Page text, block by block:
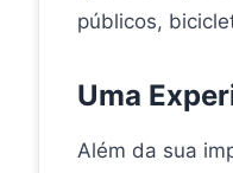
públicos,
Uma
Além da sua